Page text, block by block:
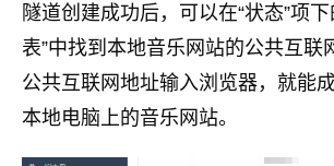
隧道创建成功后，可以在“状态”项下
表”中找到本地音乐网站的公共互联
公共互联网地址输入浏览器，就能
本地电脑上的音乐网站。